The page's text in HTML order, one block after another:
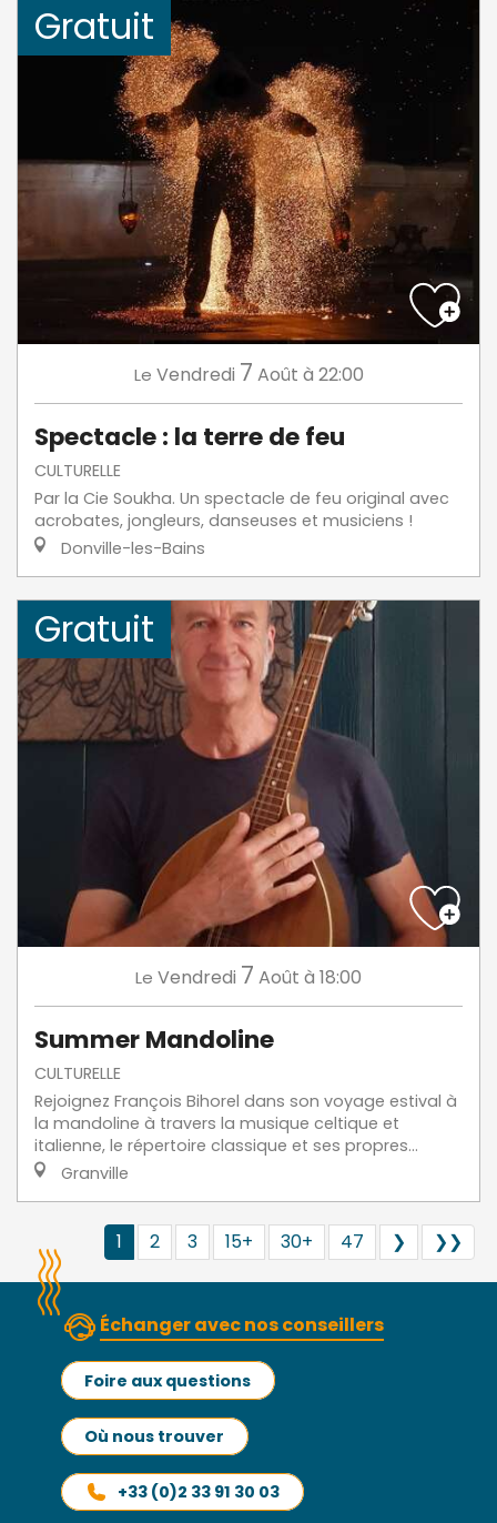
Gratuit
Le Vendredi 7 Août à 22:00
Spectacle : la terre de feu
CULTURELLE
Par la Cie Soukha. Un spectacle de feu original avec
acrobates, jongleurs, danseuses et musiciens !
Donville-les-Bains
Gratuit
Le Vendredi 7 Août à 18:00
Summer Mandoline
CULTURELLE
Rejoignez François Bihorel dans son voyage estival à
la mandoline à travers la musique celtique et
italienne, le répertoire classique et ses propres...
Granville
1 2 3 15+ 30+ 47 ❯ ❯❯
Échanger avec nos conseillers
Foire aux questions
Où nous trouver
+33 (0)2 33 91 30 03